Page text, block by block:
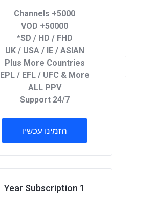
5000+ Channels
50000+ VOD
SD / HD / FHD*
UK / USA / IE / ASIAN
Plus More Countries
EPL / EFL / UFC & More
ALL PPV
24/7 Support
הזמינו עכשיו
1 Year Subscription